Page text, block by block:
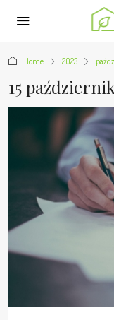
Home 2023
15